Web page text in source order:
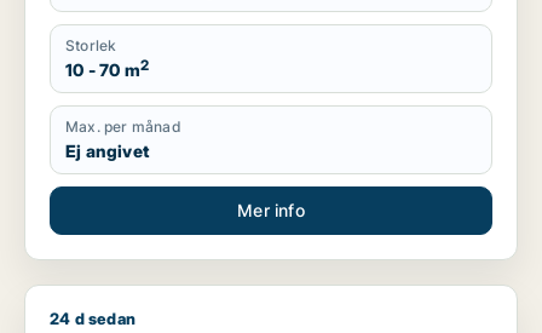
Storlek
10 - 70 m2
Max. per månad
Ej angivet
Mer info
Ibba söker kontor, industrilokal, kontorsplats, virtuellt
24 d sedan